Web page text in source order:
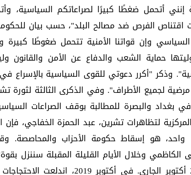
إنني أتحمل ضغطًا كبيرًا لصراعاتكم
اقتناص الفرص ضد مصالح البلد"، حسب بيان
السياسي وإن قواتنا الأمنية تتحمل ضغوطًا
حماية الشعب والدفاع عن الأمن والقانون
وذكر "أكرر دعوتي للقوى السياسية بالإسراع
لجميع الأطراف". وفي الذكرى الثالثة لثورة
بغداد والبصرة للمطالبة بوقف الصراعات
لتظاهرات تشرين، عبد الحمزة الخفاجي،
هو إسقاط حكومة الأحزاب والمحاصصة.
وخلال الأيام القليلة المقبلة سننزل
في 25 أكتوبر الجاري. في